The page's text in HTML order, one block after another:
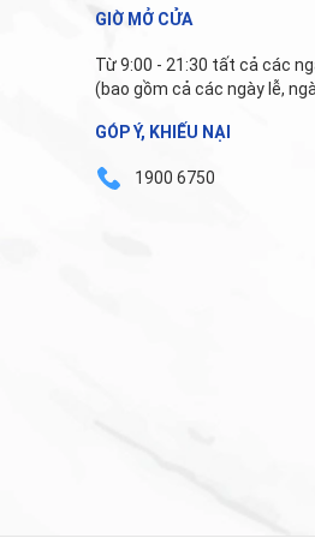
GIỜ MỞ CỬA
Từ 9:00 - 21:30 tất cả các
(bao gồm cả các ngày lễ,
GÓP Ý, KHIẾU NẠI
1900 6750